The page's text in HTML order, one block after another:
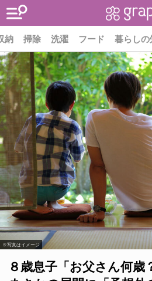
納 掃除 洗濯 フード 暮らしの
※写真はイメージ
８歳息子「お父さん何